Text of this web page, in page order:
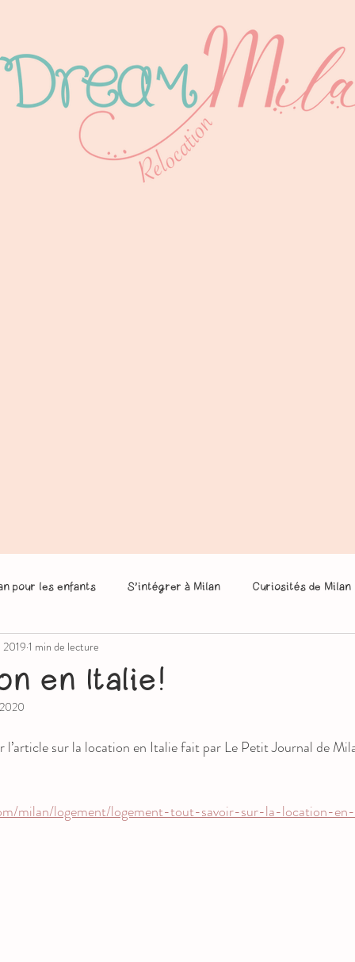
pour les enfants S’intégrer à Milan Curiosités de Milan
en Italie!
2019 1 min de lecture
sur la location en Italie fait par Le Petit Journal de
milan/logement/logement-tout-savoir-sur-la-location-